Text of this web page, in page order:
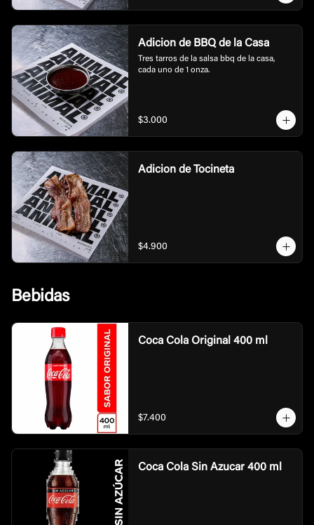
Adicion de BBQ de la Casa
Tres tarros de la salsa bbq de la casa,
cada uno de 1 onza.
$3.000
Adicion de Tocineta
$4.900
Bebidas
Coca Cola Original 400 ml
$7.400
Coca Cola Sin Azucar 400 ml